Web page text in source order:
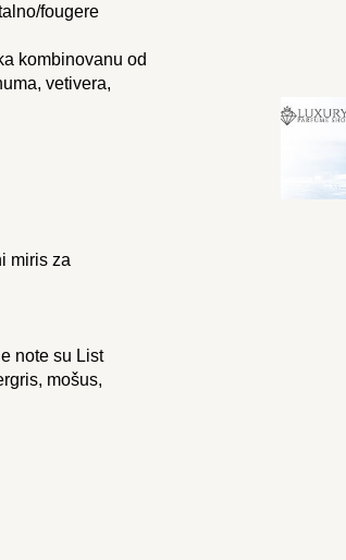
fougere
kombinovanu od
vetivera,
miris za
note su List
mošus,